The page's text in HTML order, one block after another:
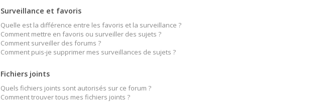
Surveillance et favoris
Quelle est la différence entre les favoris et la surveillance ?
Comment mettre en favoris ou surveiller des sujets ?
Comment surveiller des forums ?
Comment puis-je supprimer mes surveillances de sujets ?
Fichiers joints
Quels fichiers joints sont autorisés sur ce forum ?
Comment trouver tous mes fichiers joints ?